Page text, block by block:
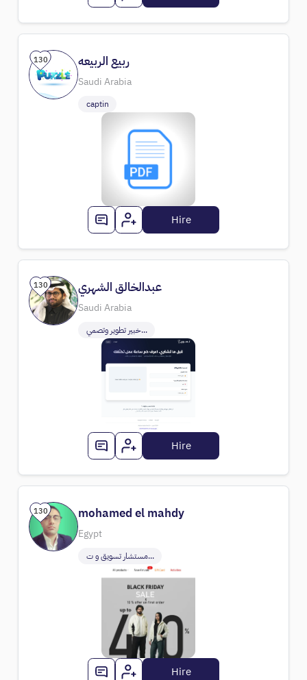
130 ربيع الربيعه
Saudi Arabia
captin
Hire
130 عبدالخالق الشهري
Saudi Arabia
خبير تطوير وتصمي...
Hire
130 mohamed el mahdy
Egypt
مستشار تسويق و ت...
Hire